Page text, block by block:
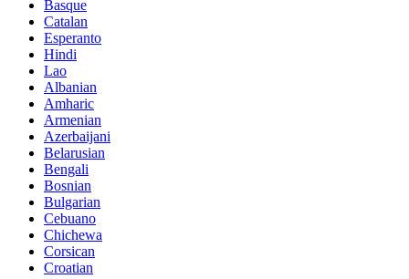
Basque
Catalan
Esperanto
Hindi
Lao
Albanian
Amharic
Armenian
Azerbaijani
Belarusian
Bengali
Bosnian
Bulgarian
Cebuano
Chichewa
Corsican
Croatian